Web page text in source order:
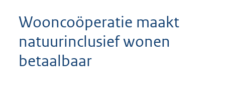
Wooncoöperatie maakt
natuurinclusief wonen
betaalbaar